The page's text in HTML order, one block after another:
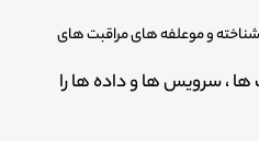
و موعلفه های مراقبت های
، سرویس ها و داده ها را